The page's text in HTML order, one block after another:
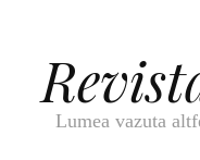
Lumea vazuta